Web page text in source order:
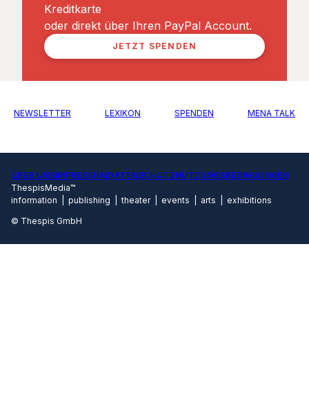
Kreditkarte
oder direkt über Ihren PayPal Account.
JETZT SPENDEN
NEWSLETTER LEXIKON SPENDEN MENA TALK
ÜBER UNSIMPRESSUMDATENSCHUTZNUTZUNGSBEDINGUNGEN
ThespisMedia™
information | publishing | theater | events | arts | exhibitions
© Thespis GmbH